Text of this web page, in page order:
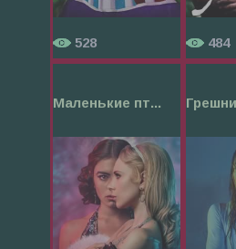
528 484
Маленькие пт...